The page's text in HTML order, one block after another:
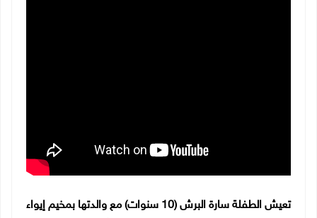
تعيش الطفلة سارة البرش (10 سنوات) مع والدتها بمخيم إيواء